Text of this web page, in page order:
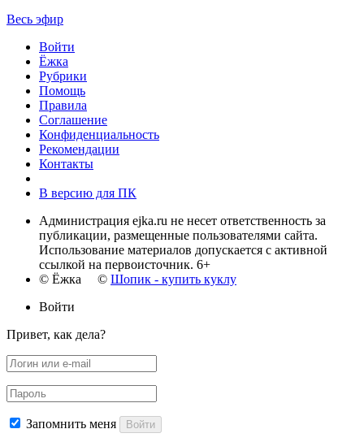
Весь эфир
Войти
Ёжка
Рубрики
Помощь
Правила
Соглашение
Конфиденциальность
Рекомендации
Контакты
В версию для ПК
Администрация ejka.ru не несет ответственность за
публикации, размещенные пользователями сайта.
Использование материалов допускается с активной
ссылкой на первоисточник. 6+
© Ёжка © Шопик - купить куклу
Войти
Привет, как дела?
Запомнить меня Войти